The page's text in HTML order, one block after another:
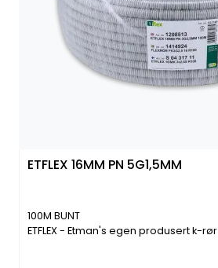
ETFLEX 16MM PN 5G1,5MM
100M BUNT
ETFLEX - Etman's egen produsert k-rør